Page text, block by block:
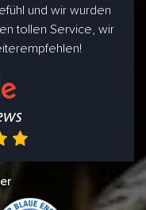
und wir wurden
tollen Service, wir